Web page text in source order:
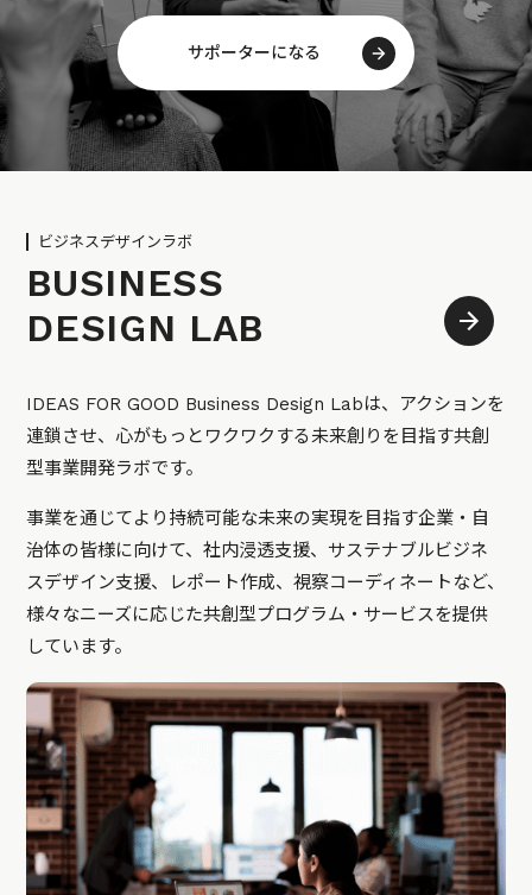
サポーターになる
ビジネスデザインラボ
BUSINESS
DESIGN LAB
IDEAS FOR GOOD Business Design Labは、アクションを
連鎖させ、心がもっとワクワクする未来創りを目指す共創
型事業開発ラボです。
事業を通じてより持続可能な未来の実現を目指す企業・自
治体の皆様に向けて、社内浸透支援、サステナブルビジネ
スデザイン支援、レポート作成、視察コーディネートなど、
様々なニーズに応じた共創型プログラム・サービスを提供
しています。